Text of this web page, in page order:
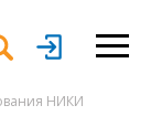
НИКИ